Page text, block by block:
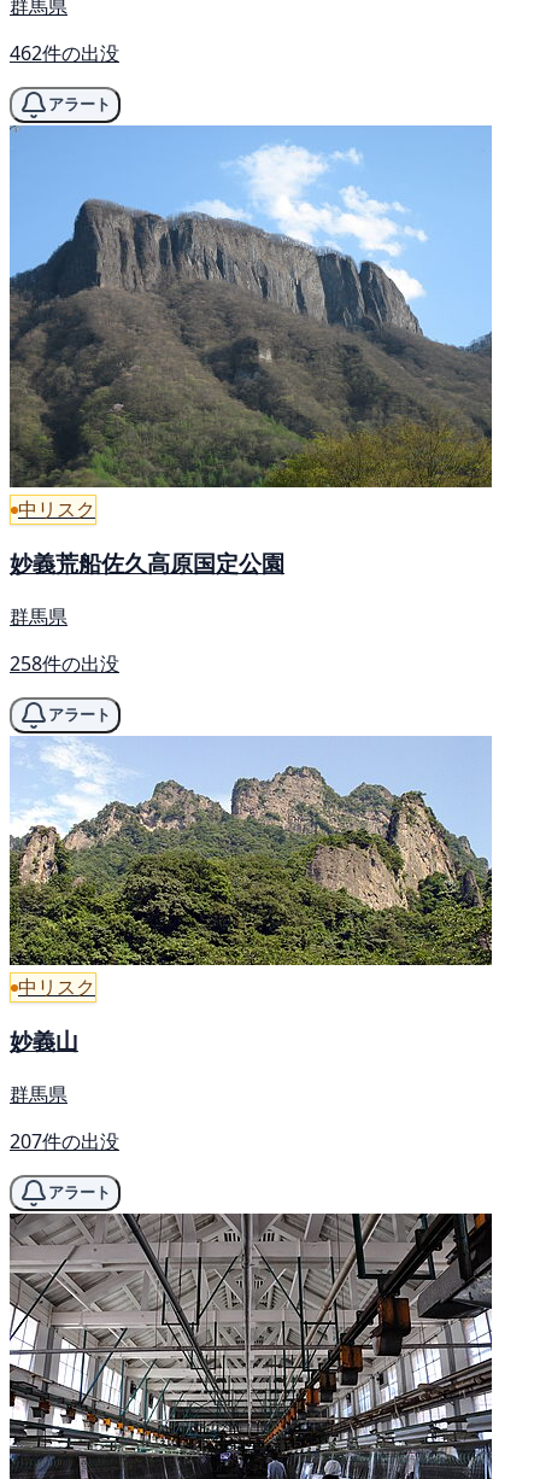
群馬県
462件の出没
アラート
中リスク
妙義荒船佐久高原国定公園
群馬県
258件の出没
アラート
中リスク
妙義山
群馬県
207件の出没
アラート